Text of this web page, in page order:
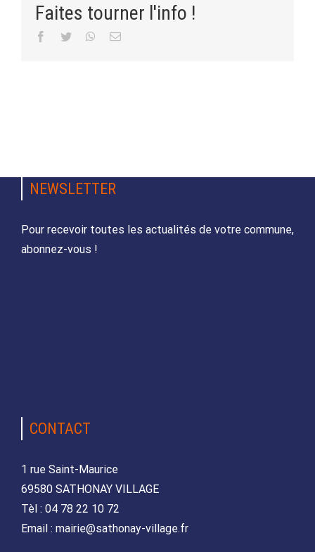
Faites tourner l'info !
Facebook
Twitter WhatsApp
Email
NEWSLETTER
Pour recevoir toutes les actualités de votre commune,
abonnez-vous !
CONTACT
1 rue Saint-Maurice
69580 SATHONAY VILLAGE
Tèl : 04 78 22 10 72
Email : mairie@sathonay-village.fr